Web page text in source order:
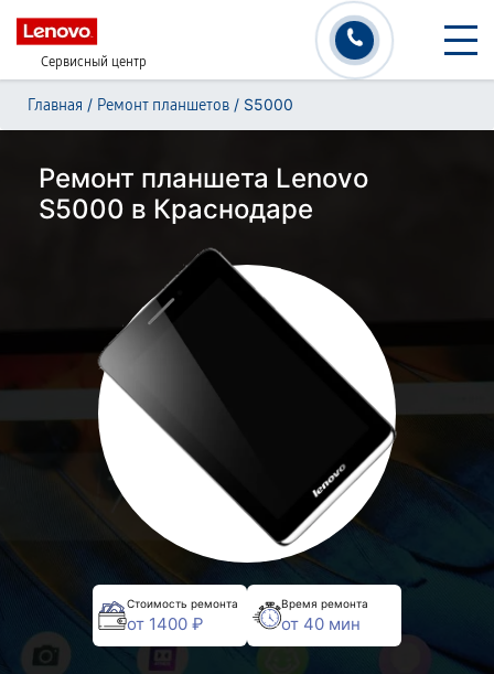
Сервисный центр
Главная / Ремонт планшетов / S5000
Ремонт планшета Lenovo
S5000 в Краснодаре
Стоимость ремонта
от 1400 ₽
Время ремонта
от 40 мин